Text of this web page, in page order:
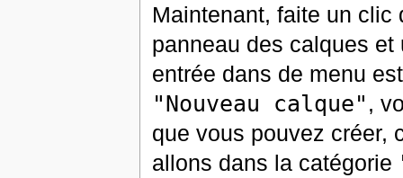
Maintenant, faite un clic
panneau des calques
entrée dans de menu
"Nouveau calque" ,
que vous pouvez créer,
allons dans la catégorie